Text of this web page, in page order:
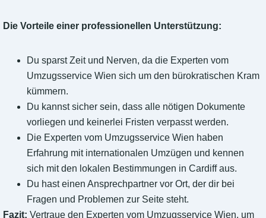
Die Vorteile einer professionellen Unterstützung:
Du sparst Zeit und Nerven, da die Experten vom
Umzugsservice Wien sich um den bürokratischen Kram
kümmern.
Du kannst sicher sein, dass alle nötigen Dokumente
vorliegen und keinerlei Fristen verpasst werden.
Die Experten vom Umzugsservice Wien haben
Erfahrung mit internationalen Umzügen und kennen
sich mit den lokalen Bestimmungen in Cardiff aus.
Du hast einen Ansprechpartner vor Ort, der dir bei
Fragen und Problemen zur Seite steht.
Fazit: Vertraue den Experten vom Umzugsservice Wien, um